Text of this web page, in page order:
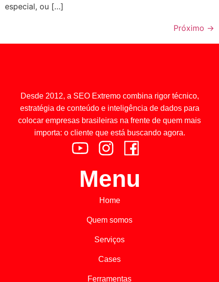
especial, ou […]
Próximo →
Desde 2012, a SEO Extremo combina rigor técnico,
estratégia de conteúdo e inteligência de dados para
colocar empresas brasileiras na frente de quem mais
importa: o cliente que está buscando agora.
Menu
Home
Quem somos
Serviços
Cases
Ferramentas